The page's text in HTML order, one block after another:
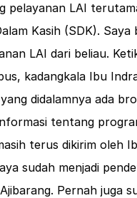
pelayanan LAI
Kasih (SDK). Saya
LAI dari beliau.
kadangkala Ibu
didalamnya ada
tentang
terus dikirim oleh
sudah menjadi
Pernah juga